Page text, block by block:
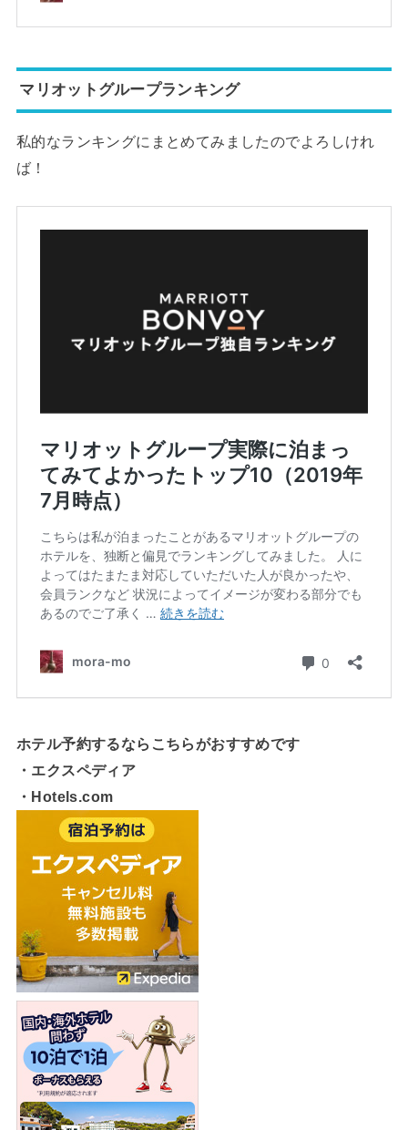
マリオットグループランキング
私的なランキングにまとめてみましたのでよろしけれ
ば！
ホテル予約するならこちらがおすすめです
・エクスペディア
・Hotels.com